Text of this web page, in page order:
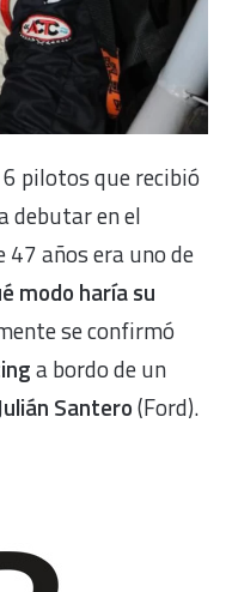
pilotos que recibió
debutar en el
47 años era uno de
modo haría su
se confirmó
a bordo de un
Santero(Ford).